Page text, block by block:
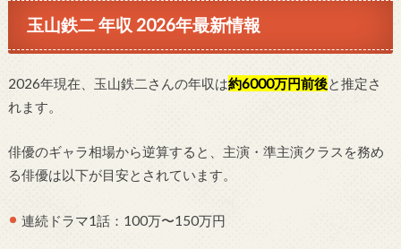
玉山鉄二 年収 2026年最新情報
2026年現在、玉山鉄二さんの年収は約6000万円前後と推定さ
れます。
俳優のギャラ相場から逆算すると、主演・準主演クラスを務め
る俳優は以下が目安とされています。
連続ドラマ1話：100万〜150万円